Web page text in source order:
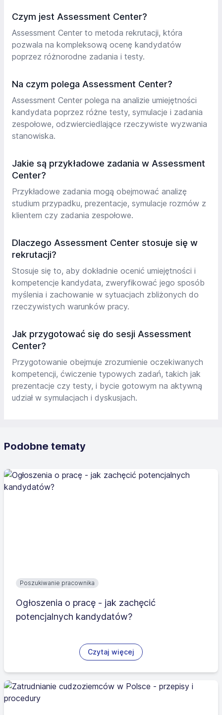
Czym jest Assessment Center?
Assessment Center to metoda rekrutacji, która
pozwala na kompleksową ocenę kandydatów
poprzez różnorodne zadania i testy.
Na czym polega Assessment Center?
Assessment Center polega na analizie umiejętności
kandydata poprzez różne testy, symulacje i zadania
zespołowe, odzwierciedlające rzeczywiste wyzwania
stanowiska.
Jakie są przykładowe zadania w Assessment
Center?
Przykładowe zadania mogą obejmować analizę
studium przypadku, prezentacje, symulacje rozmów z
klientem czy zadania zespołowe.
Dlaczego Assessment Center stosuje się w
rekrutacji?
Stosuje się to, aby dokładnie ocenić umiejętności i
kompetencje kandydata, zweryfikować jego sposób
myślenia i zachowanie w sytuacjach zbliżonych do
rzeczywistych warunków pracy.
Jak przygotować się do sesji Assessment
Center?
Przygotowanie obejmuje zrozumienie oczekiwanych
kompetencji, ćwiczenie typowych zadań, takich jak
prezentacje czy testy, i bycie gotowym na aktywną
udział w symulacjach i dyskusjach.
Podobne tematy
Poszukiwanie pracownika
Ogłoszenia o pracę - jak zachęcić
potencjalnych kandydatów?
Czytaj więcej